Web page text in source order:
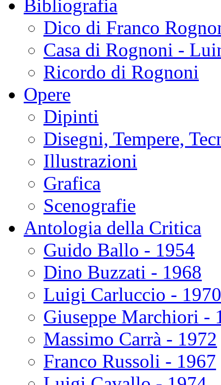
Bibliografia
Dico di Franco
Casa di Rognoni -
Ricordo di Rognoni
Opere
Dipinti
Disegni, Tempere,
Illustrazioni
Grafica
Scenografie
Antologia della Critica
Guido Ballo - 1954
Dino Buzzati - 1968
Luigi Carluccio - 1970
Giuseppe Marchiori -
Massimo Carrà - 1972
Franco Russoli - 1967